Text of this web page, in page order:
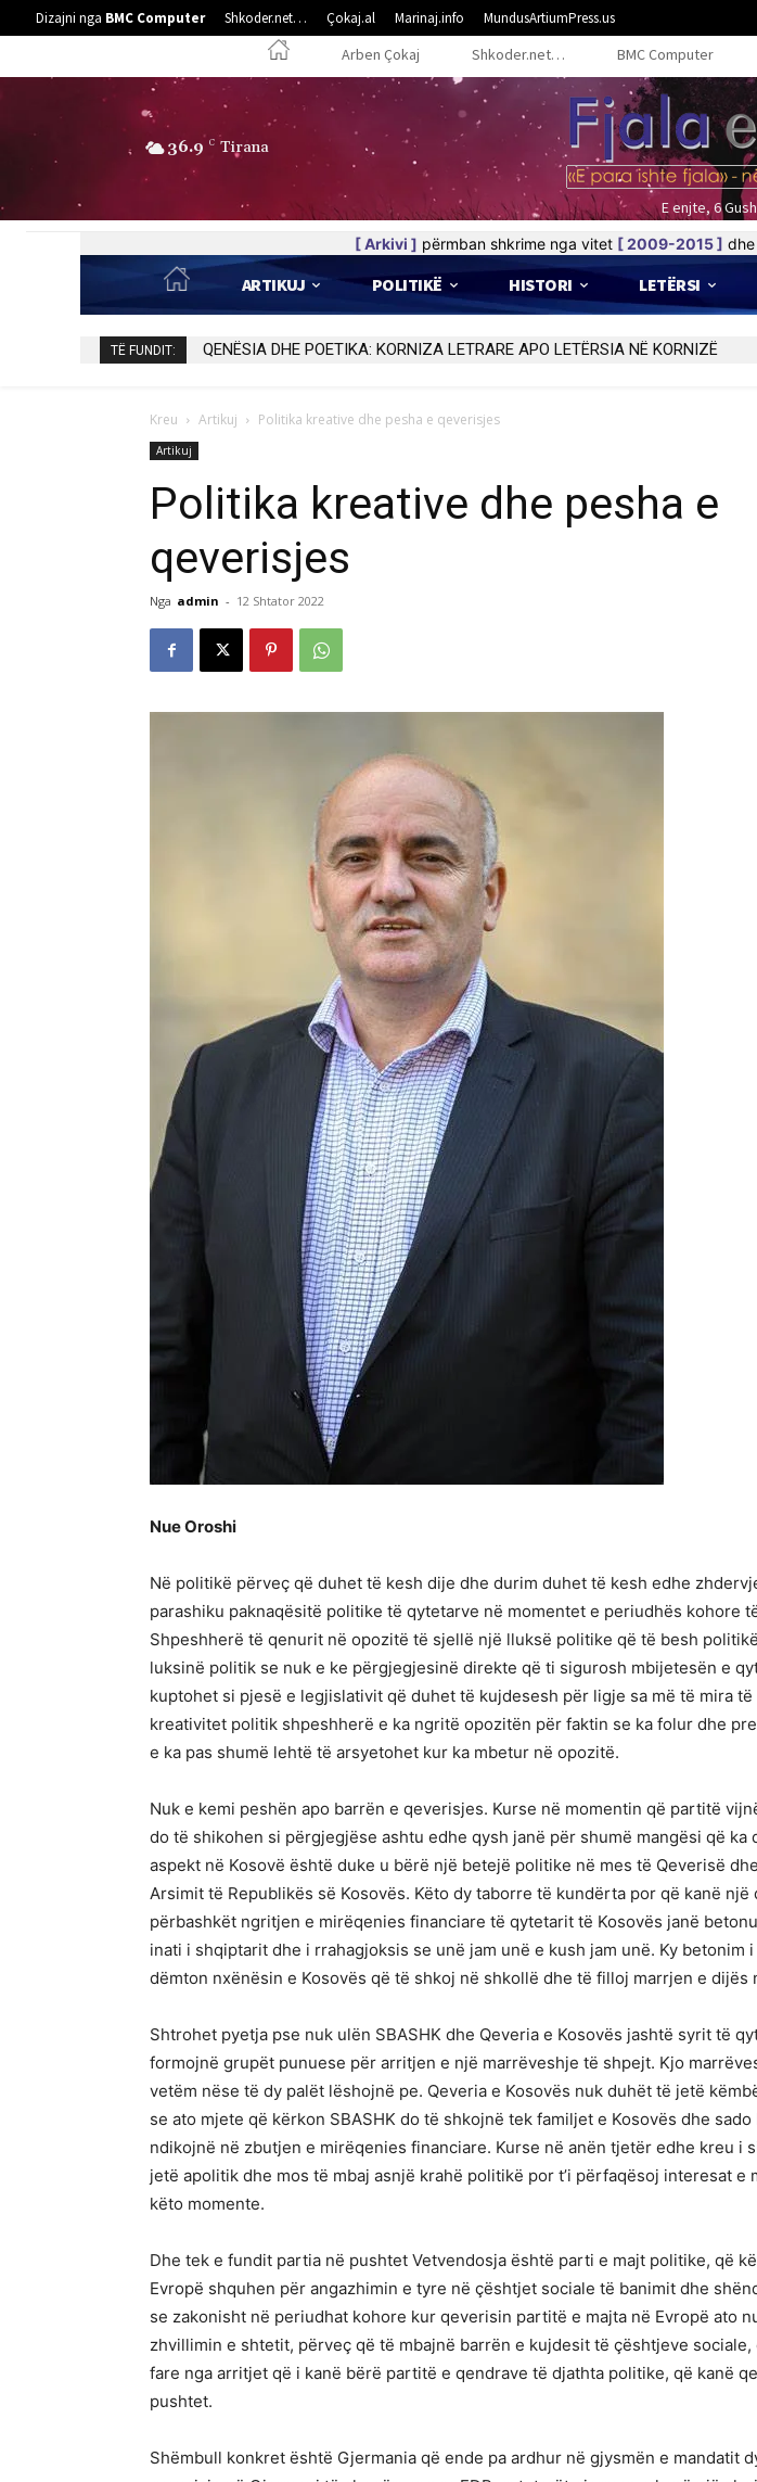
Dizajni nga BMC Computer Shkoder.net… Çokaj.al Marinaj.info MundusArtiumPress.us
Arben Çokaj Shkoder.net… BMC Computer
36.9 C Tirana
E enjte, 6
[ Arkivi ] përmban shkrime nga vitet [ 2009-2015 ] dhe
ARTIKUJ POLITIKË HISTORI LETËRSI
TË FUNDIT: Gjeografia e trupit tënd
Kreu Artikuj Politika kreative dhe pesha e qeverisjes
Artikuj
Politika kreative dhe pesha e
qeverisjes
Nga admin - 12 Shtator 2022
Nue Oroshi
Në politikë përveç që duhet të kesh dije dhe durim duhet të kesh edhe
parashiku paknaqësitë politike të qytetarve në momentet e periudhës kohore
Shpeshherë të qenurit në opozitë të sjellë një lluksë politike që të besh
luksinë politik se nuk e ke përgjegjesinë direkte që ti sigurosh mbijetesën e
kuptohet si pjesë e legjislativit që duhet të kujdesesh për ligje sa më të mira të
kreativitet politik shpeshherë e ka ngritë opozitën për faktin se ka folur dhe
e ka pas shumë lehtë të arsyetohet kur ka mbetur në opozitë.
Nuk e kemi peshën apo barrën e qeverisjes. Kurse në momentin që partitë
do të shikohen si përgjegjëse ashtu edhe qysh janë për shumë mangësi që ka
aspekt në Kosovë është duke u bërë një betejë politike në mes të Qeverisë
Arsimit të Republikës së Kosovës. Këto dy taborre të kundërta por që kanë një
përbashkët ngritjen e mirëqenies financiare të qytetarit të Kosovës janë
inati i shqiptarit dhe i rrahagjoksis se unë jam unë e kush jam unë. Ky betonim
dëmton nxënësin e Kosovës që të shkoj në shkollë dhe të filloj marrjen e dijës
Shtrohet pyetja pse nuk ulën SBASHK dhe Qeveria e Kosovës jashtë syrit të
formojnë grupët punuese për arritjen e një marrëveshje të shpejt. Kjo
vetëm nëse të dy palët lëshojnë pe. Qeveria e Kosovës nuk duhët të jetë
se ato mjete që kërkon SBASHK do të shkojnë tek familjet e Kosovës dhe sado
ndikojnë në zbutjen e mirëqenies financiare. Kurse në anën tjetër edhe kreu i
jetë apolitik dhe mos të mbaj asnjë krahë politikë por t’i përfaqësoj interesat e
këto momente.
Dhe tek e fundit partia në pushtet Vetvendosja është parti e majt politike, që
Evropë shquhen për angazhimin e tyre në çështjet sociale të banimit dhe
se zakonisht në periudhat kohore kur qeverisin partitë e majta në Evropë ato
zhvillimin e shtetit, përveç që të mbajnë barrën e kujdesit të çështjeve
fare nga arritjet që i kanë bërë partitë e qendrave të djathta politike, që kanë
pushtet.
Shëmbull konkret është Gjermania që ende pa ardhur në gjysmën e mandatit